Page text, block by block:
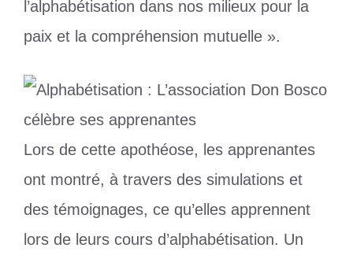
l’alphabétisation dans nos milieux pour la
paix et la compréhension mutuelle ».
Lors de cette apothéose, les apprenantes
ont montré, à travers des simulations et
des témoignages, ce qu’elles apprennent
lors de leurs cours d’alphabétisation. Un